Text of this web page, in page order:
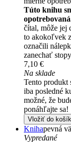
Túto knihu
čítal, môže jej
to akokoľvek
označili
zanechať
7,10 €
Na sklade
Tento produkt
iba posledné
možné, že
ponáhľajte sa!
Vložiť do
Knihapevná
Vypredané